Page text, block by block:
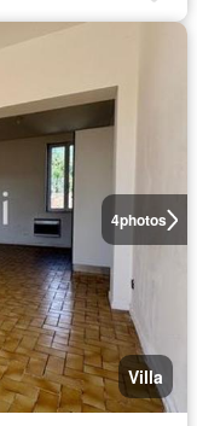
4photos
Villa